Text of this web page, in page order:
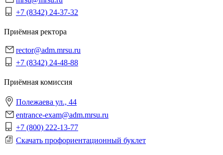
+7 (8342) 24-37-32
Приёмная ректора
rector@adm.mrsu.ru
+7 (8342) 24-48-88
Приёмная комиссия
Полежаева ул., 44
entrance-exam@adm.mrsu.ru
+7 (800) 222-13-77
Скачать профориентационный буклет